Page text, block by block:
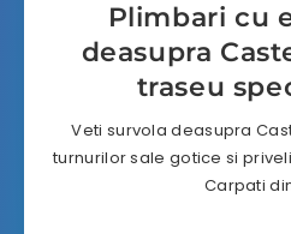
Plimbari cu
deasupra
traseu
Veti survola deasupra
turnurilor sale gotice si
Carpati